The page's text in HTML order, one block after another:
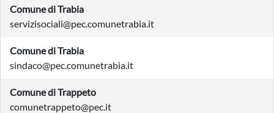
Comune di Trabia
servizisociali@pec.comunetrabia.it
Comune di Trabia
sindaco@pec.comunetrabia.it
Comune di Trappeto
comunetrappeto@pec.it